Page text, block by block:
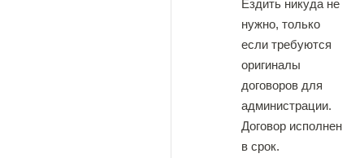
Ездить никуда не
нужно, только
если требуются
оригиналы
договоров для
администрации.
Договор исполнен
в срок.